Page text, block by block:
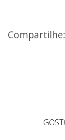
Compartilhe: